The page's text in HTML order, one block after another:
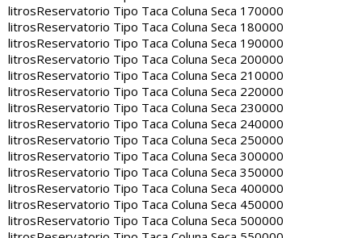
litrosReservatorio Tipo Taca Coluna Seca 170000
litrosReservatorio Tipo Taca Coluna Seca 180000
litrosReservatorio Tipo Taca Coluna Seca 190000
litrosReservatorio Tipo Taca Coluna Seca 200000
litrosReservatorio Tipo Taca Coluna Seca 210000
litrosReservatorio Tipo Taca Coluna Seca 220000
litrosReservatorio Tipo Taca Coluna Seca 230000
litrosReservatorio Tipo Taca Coluna Seca 240000
litrosReservatorio Tipo Taca Coluna Seca 250000
litrosReservatorio Tipo Taca Coluna Seca 300000
litrosReservatorio Tipo Taca Coluna Seca 350000
litrosReservatorio Tipo Taca Coluna Seca 400000
litrosReservatorio Tipo Taca Coluna Seca 450000
litrosReservatorio Tipo Taca Coluna Seca 500000